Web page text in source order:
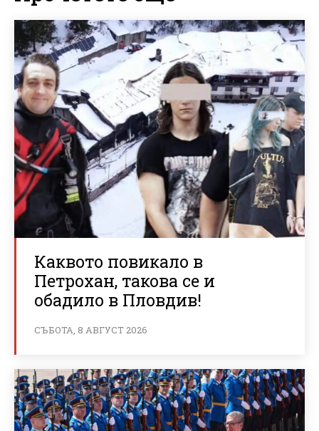
Каквото повикало в
Петрохан, такова се и
обадило в Пловдив!
СЪБОТА, 8 АВГУСТ 2026